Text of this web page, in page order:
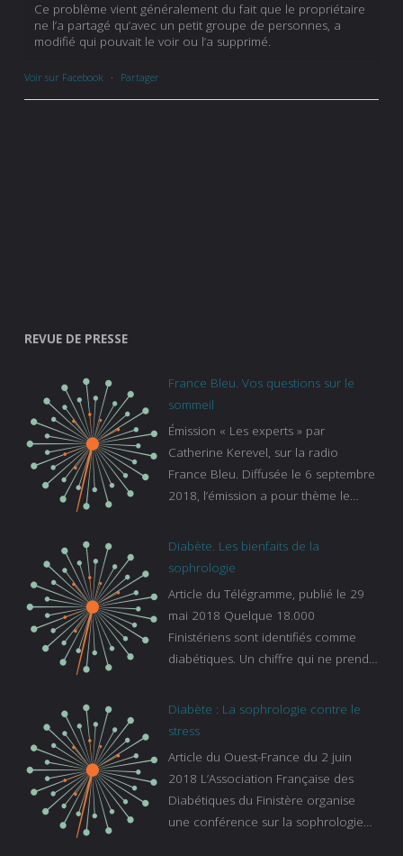
Ce problème vient généralement du fait que le propriétaire
ne l’a partagé qu’avec un petit groupe de personnes, a
modifié qui pouvait le voir ou l’a supprimé.
Voir sur Facebook · Partager
REVUE DE PRESSE
France Bleu. Vos questions sur le
sommeil
Émission « Les experts » par
Catherine Kerevel, sur la radio
France Bleu. Diffusée le 6 septembre
2018, l’émission a pour thème le
bleu :
https://www.francebleu.fr/emissions/l
sur-le-sommeil
Diabète. Les bienfaits de la
sophrologie
Article du Télégramme, publié le 29
mai 2018 Quelque 18.000
Finistériens sont identifiés comme
diabétiques. Un chiffre qui ne prend
s’ignorent. « C’est une pathologie qui
continue à augmenter, souligne
de la Caisse primaire d’assurance-
maladie. C’est aussi une pathologie
qui peut être handicapante et coûte
cher quand on sait que 37 % des
Diabète : La sophrologie contre le
stress
Article du Ouest-France du 2 juin
2018 L’Association Française des
Diabétiques du Finistère organise
une conférence sur la sophrologie